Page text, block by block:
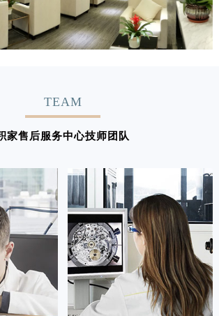
TEAM
家售后服务中心技师团队
提前预约免排队，到店即享服务
约时间有变无需取消，可随时重新预约